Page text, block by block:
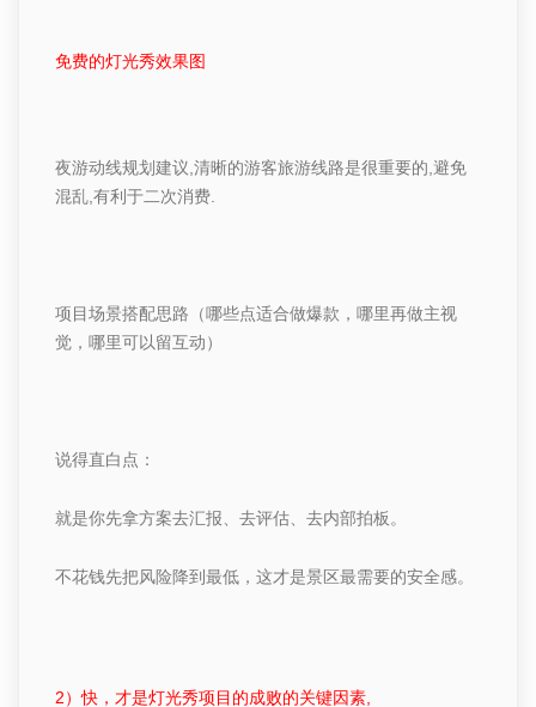
免费的灯光秀效果图
夜游动线规划建议 清晰的游客旅游线路是很重要的 避免
混乱 有利于二次消费
项目场景搭配思路（哪些点适合做爆款，哪里再做主视
觉，哪里可以留互动）
说得直白点：
就是你先拿方案去汇报、去评估、去内部拍板。
不花钱先把风险降到最低，这才是景区最需要的安全感。
2）快，才是灯光秀项目的成败的关键因素